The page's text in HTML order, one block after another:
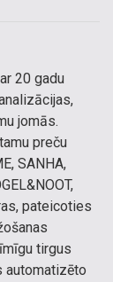
20 gadu
jomās.
preču
SANHA,
pateicoties
tirgus
automatizēto